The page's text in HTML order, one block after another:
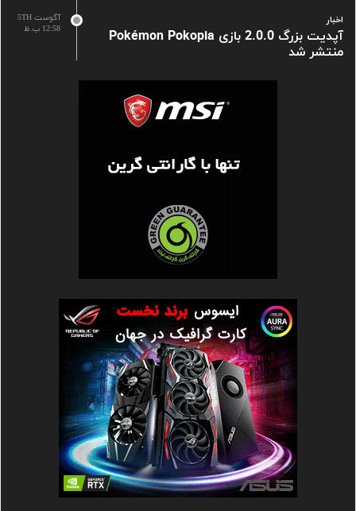
آگوست 5TH
12:58 ب.ظ
اخبار
آپدیت بزرگ 2.0.0 بازی Pokémon Pokopia
منتشر شد